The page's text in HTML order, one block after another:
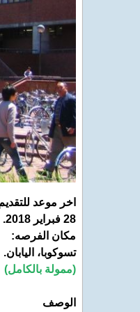
اخر موعد
28 فبراير 2018.
مكان الفرصه:
تسوكوبا، اليابان.
(ممولة بالكامل)
الوصف